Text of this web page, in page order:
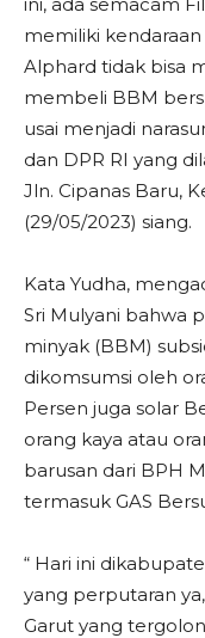
memiliki
Alphard tidak bisa
membeli BBM
usai menjadi
dan DPR RI yang
Jln. Cipanas Baru,
(29/05/2023) siang.
Kata Yudha,
Sri Mulyani bahwa
minyak (BBM)
dikomsumsi oleh
Persen juga solar
orang kaya atau
barusan dari BPH
termasuk GAS
“ Hari ini
yang perputaran
Garut yang